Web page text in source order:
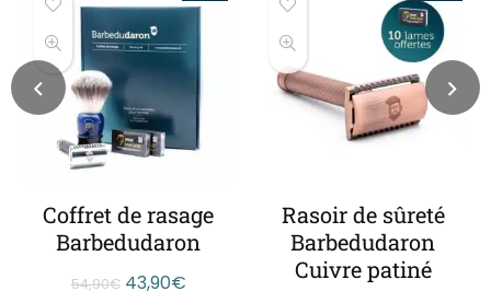
Rasoir de sûreté
Barbedudaron
Cuivre patiné
Savon de rasage
artisanal
Barbedudaron